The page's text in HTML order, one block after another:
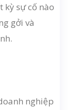
kỳ sự cố nào
gởi và
nghiệp